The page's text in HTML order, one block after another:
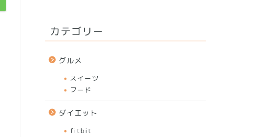
カテゴリー
グルメ
スイーツ
フード
ダイエット
fitbit